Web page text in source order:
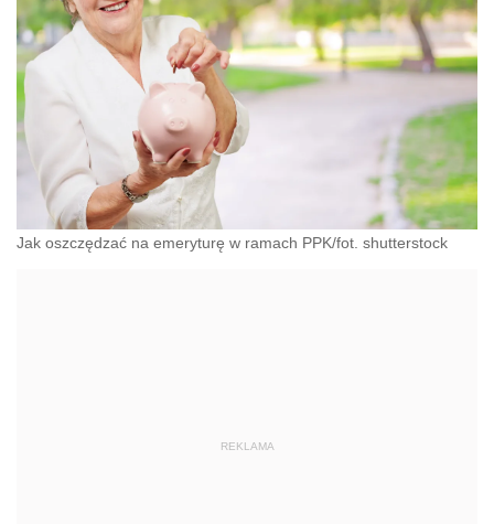
Jak oszczędzać na emeryturę w ramach PPK/fot. shutterstock